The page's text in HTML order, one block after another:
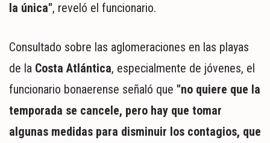
la única", reveló el funcionario.
Consultado sobre las aglomeraciones en las playas
de la Costa Atlántica, especialmente de jóvenes, el
funcionario bonaerense señaló que "no quiere que la
temporada se cancele, pero hay que tomar
algunas medidas para disminuir los contagios, que